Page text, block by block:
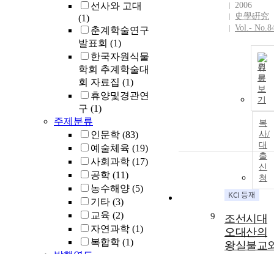
선사와 고대
(1)
춘계학술연구
발표회 (1)
한국자원식물
학회 추계학술대
회 자료집 (1)
휴양및경관연
구 (1)
주제분류
인문학 (83)
예술체육 (19)
사회과학 (17)
공학 (11)
농수해양 (5)
기타 (3)
교육 (2)
자연과학 (1)
복합학 (1)
2006
史學硏究
Vol.-
원
문
보
기
복
사/
대
출
신
청
9
조선시대
오대산의
왕실불교